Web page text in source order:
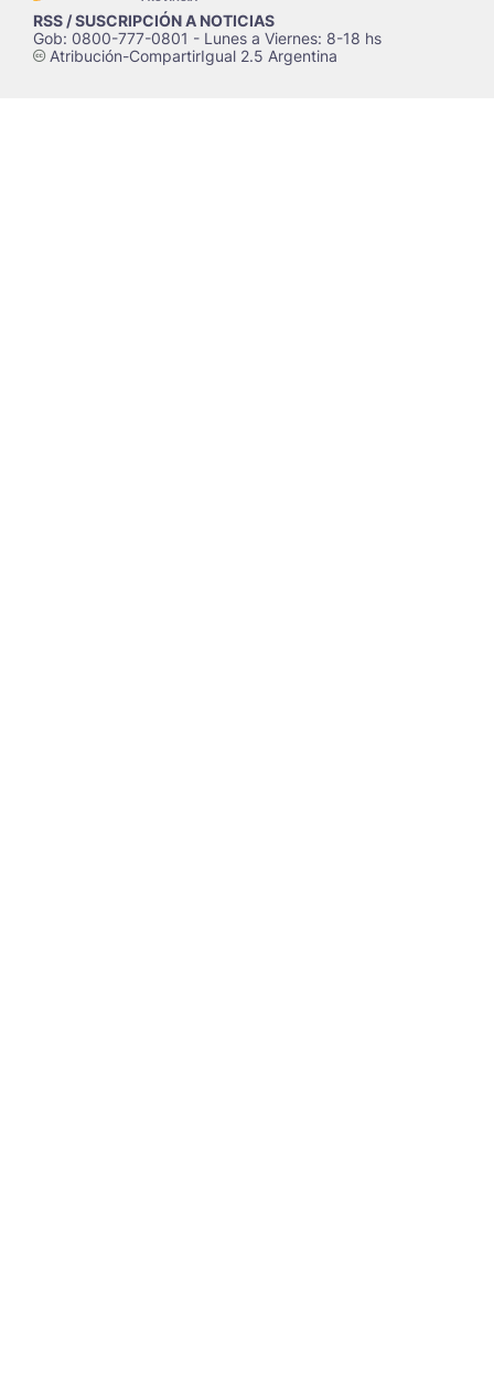
RSS / SUSCRIPCIÓN A NOTICIAS
Gob: 0800-777-0801 - Lunes a Viernes: 8-18 hs
cAtribución-CompartirIgual 2.5 Argentina